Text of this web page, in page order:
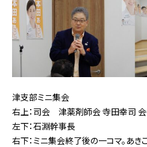
津支部ミニ集会
右上：司会 津薬剤師会 寺田幸司
左下：石淵幹事長
右下：ミニ集会終了後の一コマ。あき